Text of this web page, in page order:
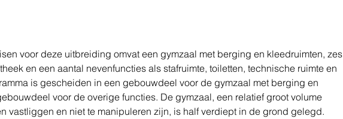
voor deze uitbreiding omvat een gymzaal met berging en kleedruimten, zes
en een aantal nevenfuncties als stafruimte, toiletten, technische ruimte en
is gescheiden in een gebouwdeel voor de gymzaal met berging en
voor de overige functies. De gymzaal, een relatief groot volume
vastliggen en niet te manipuleren zijn, is half verdiept in de grond gelegd.